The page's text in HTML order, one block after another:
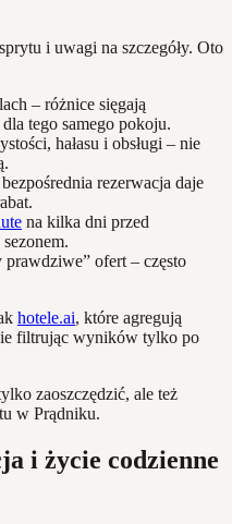
i uwagi na szczegóły. Oto
– różnice sięgają
tego samego pokoju.
hałasu i obsługi – nie
rezerwacja daje
na kilka dni przed
ofert – często
hotele.ai, które agregują
filtrując wyników tylko po
zaoszczędzić, ale też
w Prądniku.
i życie codzienne